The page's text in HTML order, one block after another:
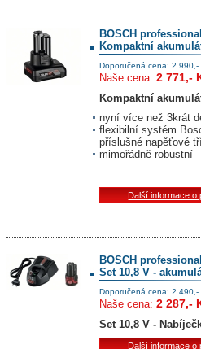
BOSCH
Kompaktní
Doporučená cena: 2 990,-
Naše cena: 2 771,-
Kompaktní
nyní více než 3krát
flexibilní systém
příslušné napěťové
mimořádně robustní
Další informace o
BOSCH
Set 10,8 V -
Doporučená cena: 2 490,-
Naše cena: 2 287,-
Set 10,8 V -
Další informace o